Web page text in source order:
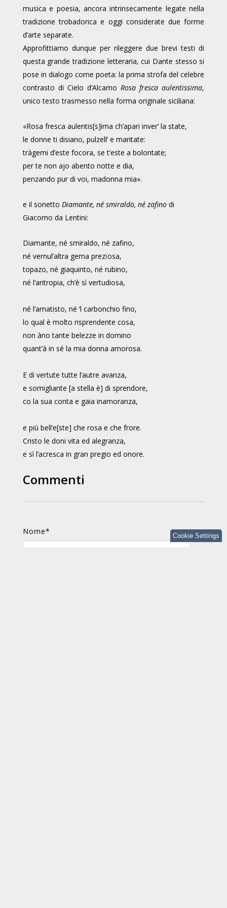
musica e poesia, ancora intrinsecamente legate nella
tradizione trobadorica e oggi considerate due forme
d’arte separate.
Approfittiamo dunque per rileggere due brevi testi di
questa grande tradizione letteraria, cui Dante stesso si
pose in dialogo come poeta: la prima strofa del celebre
contrasto di Cielo d’AlcamoRosa fresca aulentissima,
unico testo trasmesso nella forma originale siciliana:
«Rosa fresca aulentis[s]ima ch’apari inver’ la state,
le donne ti disiano, pulzell’ e maritate:
tràgemi d’este focora, se t’este a bolontate;
per te non ajo abento notte e dia,
penzando pur di voi, madonna mia».
e il sonetto Diamante, né smiraldo, né zafinodi
Giacomo da Lentini:
Diamante, né smiraldo, né zafino,
né vernul’altra gema prezïosa,
topazo, né giaquinto, né rubino,
né l’aritropia, ch’è sì vertudiosa,
né l’amatisto, né ’l carbonchio fino,
lo qual è molto risprendente cosa,
non àno tante belezze in domino
quant’à in sé la mia donna amorosa.
E di vertute tutte l’autre avanza,
e somigliante [a stella è] di sprendore,
co la sua conta e gaia inamoranza,
e più bell’e[ste] che rosa e che frore.
Cristo le doni vita ed alegranza,
e sì l’acresca in gran pregio ed onore.
Commenti
Nome* Cookie Settings